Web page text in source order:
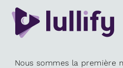
Nous sommes la première